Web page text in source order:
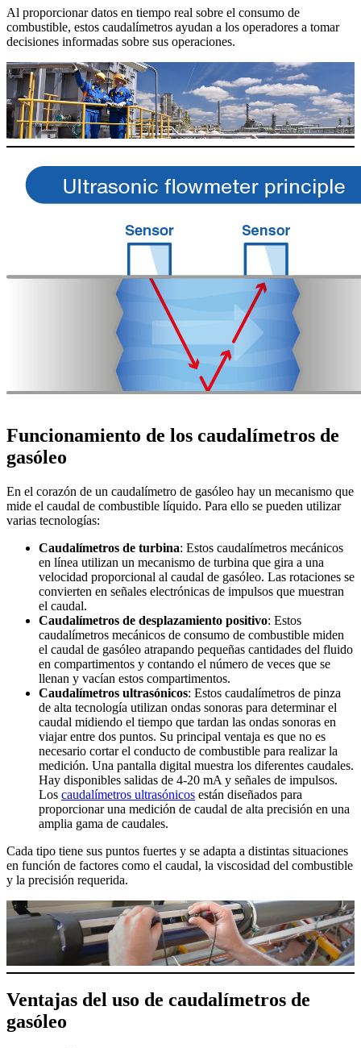
Al proporcionar datos en tiempo real sobre el consumo de
combustible, estos caudalímetros ayudan a los operadores a tomar
decisiones informadas sobre sus operaciones.
Funcionamiento de los caudalímetros de
gasóleo
En el corazón de un caudalímetro de gasóleo hay un mecanismo que
mide el caudal de combustible líquido. Para ello se pueden utilizar
varias tecnologías:
Caudalímetros de turbina: Estos caudalímetros mecánicos
en línea utilizan un mecanismo de turbina que gira a una
velocidad proporcional al caudal de gasóleo. Las rotaciones se
convierten en señales electrónicas de impulsos que muestran
el caudal.
Caudalímetros de desplazamiento positivo: Estos
caudalímetros mecánicos de consumo de combustible miden
el caudal de gasóleo atrapando pequeñas cantidades del fluido
en compartimentos y contando el número de veces que se
llenan y vacían estos compartimentos.
Caudalímetros ultrasónicos: Estos caudalímetros de pinza
de alta tecnología utilizan ondas sonoras para determinar el
caudal midiendo el tiempo que tardan las ondas sonoras en
viajar entre dos puntos. Su principal ventaja es que no es
necesario cortar el conducto de combustible para realizar la
medición. Una pantalla digital muestra los diferentes caudales.
Hay disponibles salidas de 4-20 mA y señales de impulsos.
Los caudalímetros ultrasónicos están diseñados para
proporcionar una medición de caudal de alta precisión en una
amplia gama de caudales.
Cada tipo tiene sus puntos fuertes y se adapta a distintas situaciones
en función de factores como el caudal, la viscosidad del combustible
y la precisión requerida.
Ventajas del uso de caudalímetros de
gasóleo